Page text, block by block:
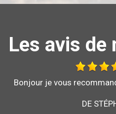
Les avis de
Bonjour je vous
DE